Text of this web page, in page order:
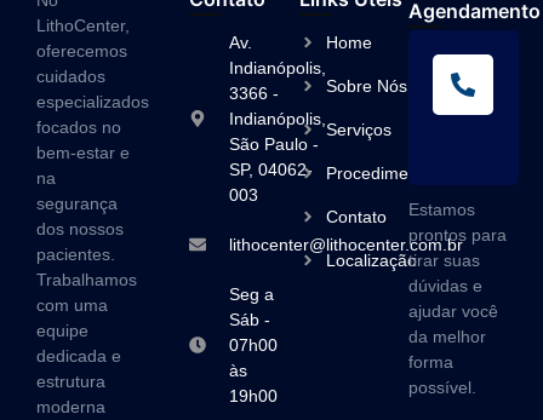
LithoCenter,
oferecemos
cuidados
especializados
focados no
bem-estar e
na
segurança
dos nossos
pacientes.
Trabalhamos
com uma
equipe
dedicada e
estrutura
moderna
Av.
Indianópolis,
3366 -
Indianópolis,
São Paulo -
SP, 04062-
003
lithocenter@lithocenter.com.br
Seg a
Sáb -
07h00
às
19h00
Home
Sobre Nós
Serviços
Procedimentos
Contato
Localização
Agendamento
Estamos
prontos para
tirar suas
dúvidas e
ajudar você
da melhor
forma
possível.